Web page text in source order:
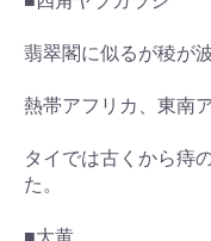
翡翠閣に似るが稜が
熱帯アフリカ、東南
タイでは古くから痔
た。